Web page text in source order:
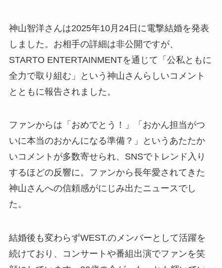
神山智洋さんは2025年10月24日に電撃結婚を発表
しました。お相手の詳細は非公開ですが、
STARTO ENTERTAINMENTを通じて「公私ともに
全力で取り組む」という神山さんらしいコメント
とともに報告されました。
ファンからは「おめでとう！」「おかん担当がつ
いに本当のおかんになる準備？」というあたたか
いコメントが多数寄せられ、SNSでトレンド入り
するほどの反響に。ファンから長年愛されてきた
神山さんへの信頼感がにじみ出たニュースでし
た。
結婚後も変わらずWEST.のメンバーとして活躍を
続けており、コンサートや番組出演でファンを笑